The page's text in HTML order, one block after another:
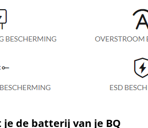
de batterij van je BQ